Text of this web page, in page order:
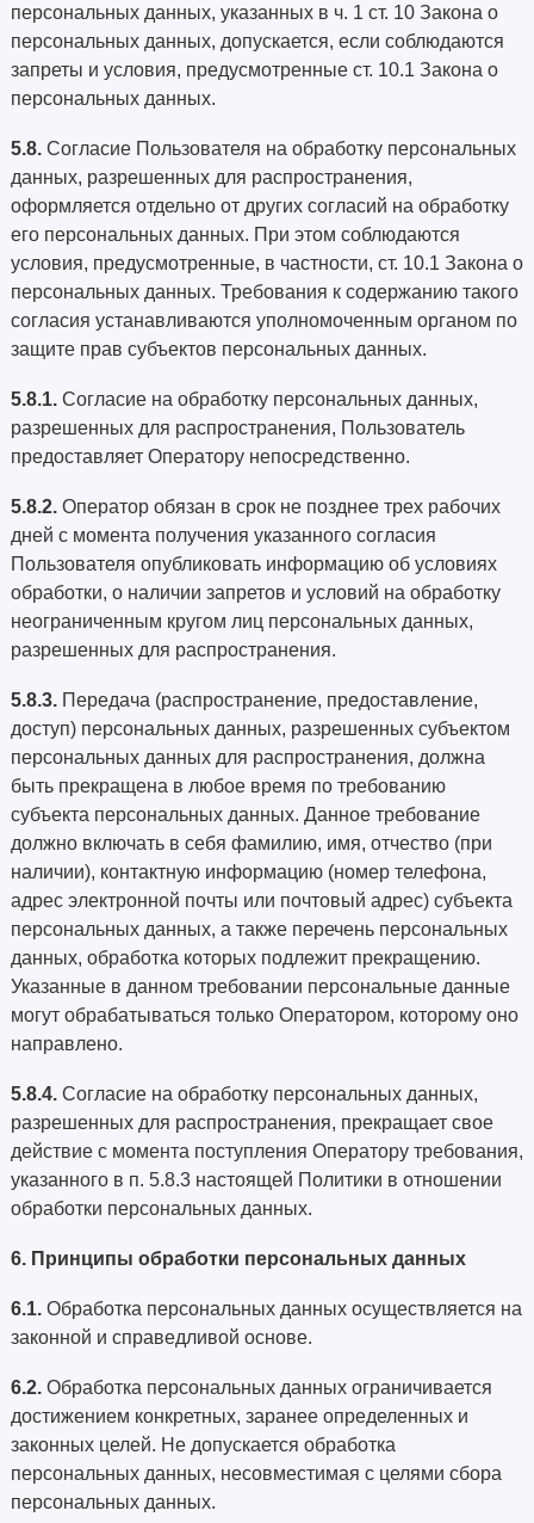
персональных данных, указанных в ч. 1 ст. 10 Закона о
персональных данных, допускается, если соблюдаются
запреты и условия, предусмотренные ст. 10.1 Закона о
персональных данных.
5.8. Согласие Пользователя на обработку персональных
данных, разрешенных для распространения,
оформляется отдельно от других согласий на обработку
его персональных данных. При этом соблюдаются
условия, предусмотренные, в частности, ст. 10.1 Закона о
персональных данных. Требования к содержанию такого
согласия устанавливаются уполномоченным органом по
защите прав субъектов персональных данных.
5.8.1. Согласие на обработку персональных данных,
разрешенных для распространения, Пользователь
предоставляет Оператору непосредственно.
5.8.2. Оператор обязан в срок не позднее трех рабочих
дней с момента получения указанного согласия
Пользователя опубликовать информацию об условиях
обработки, о наличии запретов и условий на обработку
неограниченным кругом лиц персональных данных,
разрешенных для распространения.
5.8.3. Передача (распространение, предоставление,
доступ) персональных данных, разрешенных субъектом
персональных данных для распространения, должна
быть прекращена в любое время по требованию
субъекта персональных данных. Данное требование
должно включать в себя фамилию, имя, отчество (при
наличии), контактную информацию (номер телефона,
адрес электронной почты или почтовый адрес) субъекта
персональных данных, а также перечень персональных
данных, обработка которых подлежит прекращению.
Указанные в данном требовании персональные данные
могут обрабатываться только Оператором, которому оно
направлено.
5.8.4. Согласие на обработку персональных данных,
разрешенных для распространения, прекращает свое
действие с момента поступления Оператору требования,
указанного в п. 5.8.3 настоящей Политики в отношении
обработки персональных данных.
6. Принципы обработки персональных данных
6.1. Обработка персональных данных осуществляется на
законной и справедливой основе.
6.2. Обработка персональных данных ограничивается
достижением конкретных, заранее определенных и
законных целей. Не допускается обработка
персональных данных, несовместимая с целями сбора
персональных данных.